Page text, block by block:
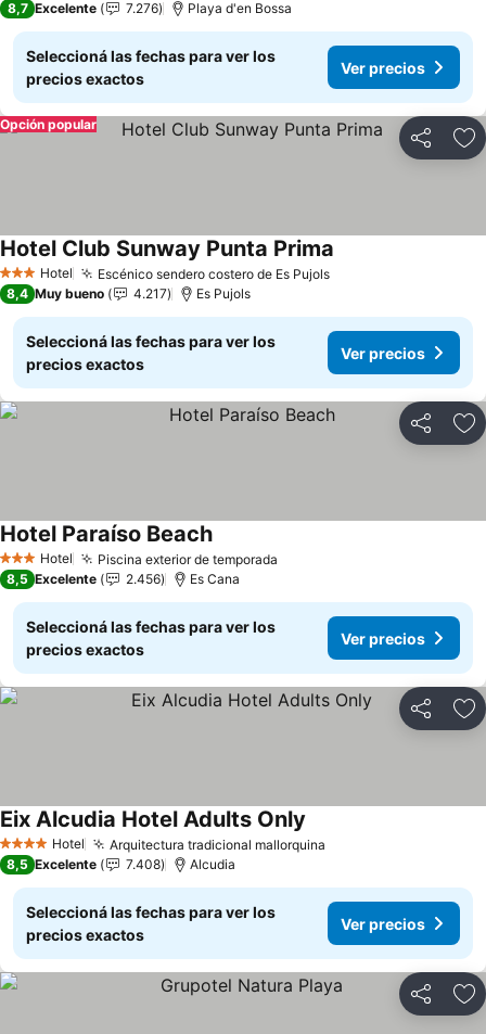
8,7 Excelente 7.276 Playa d'en Bossa
Seleccioná las fechas para ver los
precios exactos
Ver precios
Compartir
Opción popular
3 Estrellas
Hotel Escénico sendero costero de Es PujolsVer precios
Hotel Club Sunway Punta Prima
8,4 Muy bueno 4.217 Es Pujols
Seleccioná las fechas para ver los
precios exactos
Ver precios
Compartir
3 Estrellas
Hotel Piscina exterior de temporada
Hotel Paraíso BeachVer precios
8,5 Excelente 2.456 Es Cana
Seleccioná las fechas para ver los
precios exactos
Ver precios
Compartir
4 EstrellasHotel Arquitectura tradicional mallorquina
Eix Alcudia Hotel Adults Only
8,5 Excelente 7.408 Alcudia
Seleccioná las fechas para ver los
precios exactos
Ver precios
Compartir